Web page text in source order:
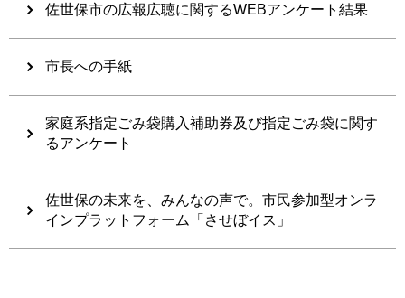
佐世保市の広報広聴に関するWEBアンケート結果
市長への手紙
家庭系指定ごみ袋購入補助券及び指定ごみ袋に関す
るアンケート
佐世保の未来を、みんなの声で。市民参加型オンラ
インプラットフォーム「させぼイス」